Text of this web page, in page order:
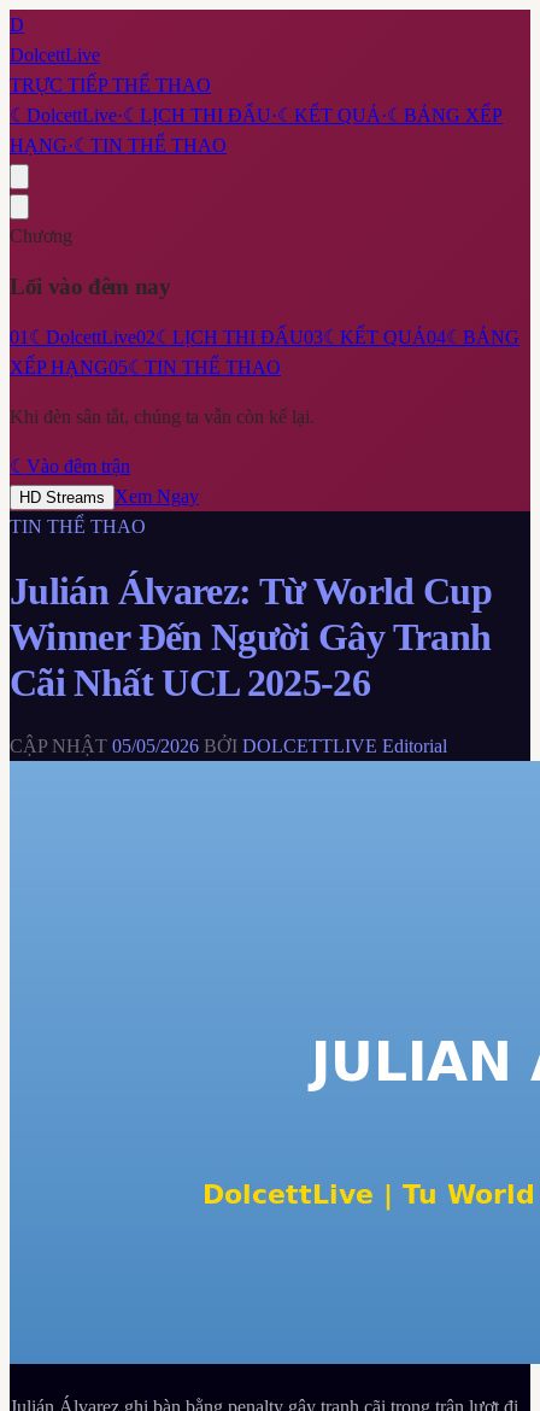
D
DolcettLive
TRỰC TIẾP THỂ THAO
☾ DolcettLive·☾ LỊCH THI ĐẤU·☾ KẾT QUẢ ·☾ BẢNG XẾP
HẠNG·☾ TIN THỂ THAO
Chương
Lối vào đêm nay
01☾ DolcettLive02☾ LỊCH THI ĐẤU03☾ KẾT QUẢ04☾ BẢNG
XẾP HẠNG05☾ TIN THỂ THAO
Khi đèn sân tắt, chúng ta vẫn còn kể lại.
☾ Vào đêm trận
HD Streams Xem Ngay
TIN THỂ THAO
Julián Álvarez: Từ World Cup
Winner Đến Người Gây Tranh
Cãi Nhất UCL 2025-26
CẬP NHẬT 05/05/2026 BỞI DOLCETTLIVE Editorial